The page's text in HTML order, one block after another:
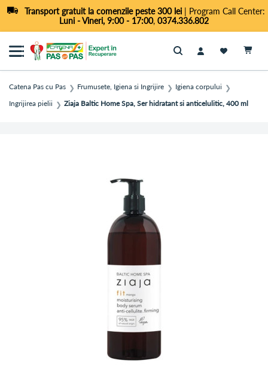
Transport gratuit la comenzile peste 300 lei| Program Call Center:
Luni - Vineri, 9:00 - 17:00, 0374.336.802
Cautare
Catena Pas cu Pas ❯ Frumusete, Igiena si Ingrijire ❯ Igiena corpului ❯
Ingrijirea pielii ❯ Ziaja Baltic Home Spa, Ser hidratant si anticelulitic, 400 ml